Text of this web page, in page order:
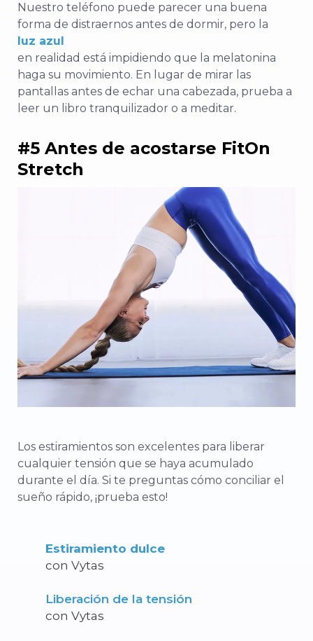
Nuestro teléfono puede parecer una buena
forma de distraernos antes de dormir, pero la
luz azul
en realidad está impidiendo que la melatonina
haga su movimiento. En lugar de mirar las
pantallas antes de echar una cabezada, prueba a
leer un libro tranquilizador o a meditar.
#5 Antes de acostarse FitOn
Stretch
Los estiramientos son excelentes para liberar
cualquier tensión que se haya acumulado
durante el día. Si te preguntas cómo conciliar el
sueño rápido, ¡prueba esto!
Estiramiento dulce
con Vytas
Liberación de la tensión
con Vytas